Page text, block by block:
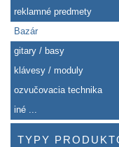
reklamné predmety
Bazár
gitary / basy
klávesy / moduly
ozvučovacia technika
iné ...
TYPY